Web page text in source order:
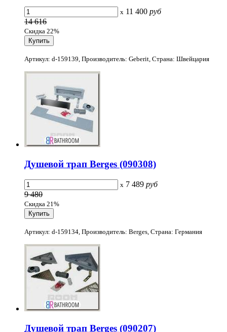
x 11 400 руб
14 616
Скидка 22%
Артикул: d-159139, Производитель: Geberit, Страна: Швейцария
Душевой трап Berges (090308)
x 7 489 руб
9 480
Скидка 21%
Артикул: d-159134, Производитель: Berges, Страна: Германия
Душевой трап Berges (090207)